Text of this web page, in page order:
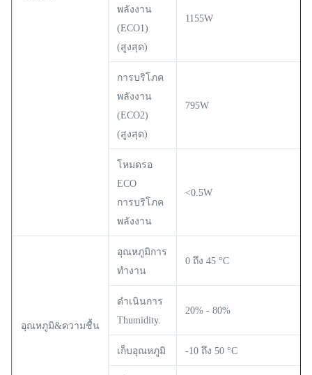
พลังงาน
(ECO1)
(สูงสุด)
1155W
การบริโภค
พลังงาน
(ECO2)
(สูงสุด)
795W
โหมดรอ
ECO
การบริโภค
พลังงาน
<0.5W
อุณหภูมิ&ความชื้น
อุณหภูมิการ
ทํางาน
0 ถึง 45 °C
ดําเนินการ
Thumidity.
20% - 80%
เก็บอุณหภูมิ -10 ถึง 50 °C